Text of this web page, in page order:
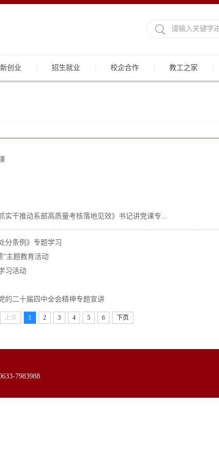
创业 招生就业 校企合作 教工之家
实干推动系部高质量考核落地见效》书记讲党课专...
分条例》专题学习
”主题教育活动
习活动
的二十届四中全会精神专题宣讲
上页 1 2 3 4 5 6 下页
7983988